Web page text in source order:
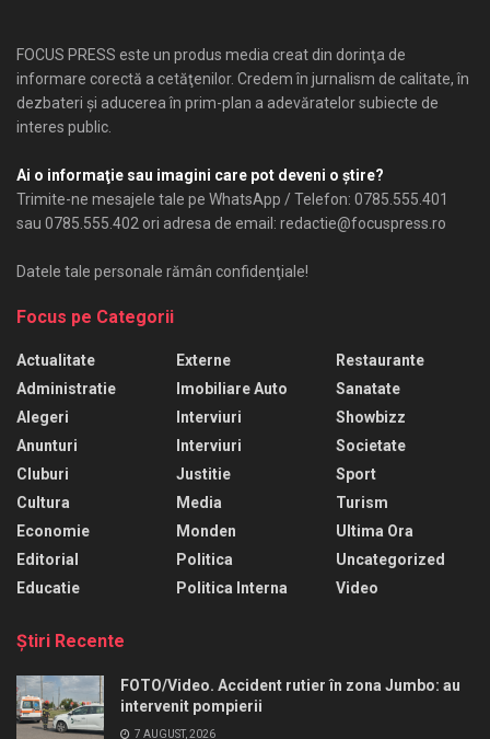
FOCUS PRESS este un produs media creat din dorinţa de
informare corectă a cetăţenilor. Credem în jurnalism de calitate, în
dezbateri şi aducerea în prim-plan a adevăratelor subiecte de
interes public.
Ai o informaţie sau imagini care pot deveni o ştire?
Trimite-ne mesajele tale pe WhatsApp / Telefon: 0785.555.401
sau 0785.555.402 ori adresa de email: redactie@focuspress.ro
Datele tale personale rămân confidenţiale!
Focus pe Categorii
Actualitate
Administratie
Alegeri
Anunturi
Cluburi
Cultura
Economie
Editorial
Educatie
Externe
Imobiliare Auto
Interviuri
Interviuri
Justitie
Media
Monden
Politica
Politica Interna
Restaurante
Sanatate
Showbizz
Societate
Sport
Turism
Ultima Ora
Uncategorized
Video
Ştiri Recente
FOTO/Video. Accident rutier în zona Jumbo: au
intervenit pompierii
7 AUGUST, 2026